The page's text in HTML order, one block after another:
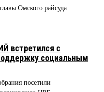
Омского райсуда
встретился с
социальным
посетили